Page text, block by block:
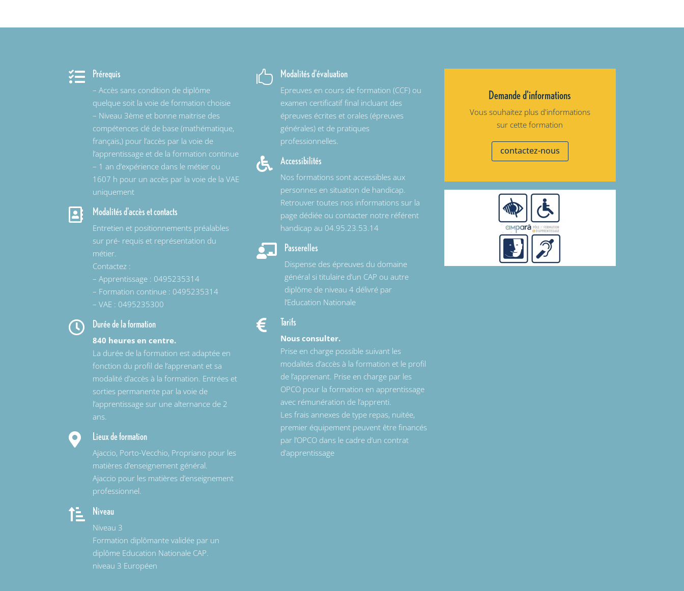
 Prérequis
– Accès sans condition de diplôme
quelque soit la voie de formation choisie
– Niveau 3ème et bonne maitrise des
compétences clé de base (mathématique,
français,) pour l’accès par la voie de
l’apprentissage et de la formation continue
– 1 an d’expérience dans le métier ou
1607 h pour un accès par la voie de la VAE
uniquement
 Modalités d'accès et contacts
Entretien et positionnements préalables
sur pré- requis et représentation du
métier.
Contactez :
– Apprentissage : 0495235314
– Formation continue : 0495235314
– VAE : 0495235300
 Durée de la formation
840 heures en centre.
La durée de la formation est adaptée en
fonction du profil de l’apprenant et sa
modalité d’accès à la formation. Entrées et
sorties permanente par la voie de
l’apprentissage sur une alternance de 2
ans.
 Lieux de formation
Ajaccio, Porto-Vecchio, Propriano pour les
matières d’enseignement général.
Ajaccio pour les matières d’enseignement
professionnel.
 Niveau
Niveau 3
Formation diplômante validée par un
diplôme Education Nationale CAP.
niveau 3 Européen
 Modalités d'évaluation
Epreuves en cours de formation (CCF) ou
examen certificatif final incluant des
épreuves écrites et orales (épreuves
générales) et de pratiques
professionnelles.
 Accessibilités
Nos formations sont accessibles aux
personnes en situation de handicap.
Retrouver toutes nos informations sur la
page dédiée ou contacter notre référent
handicap au 04.95.23.53.14
 Passerelles
Dispense des épreuves du domaine
général si titulaire d’un CAP ou autre
diplôme de niveau 4 délivré par
l’Education Nationale
 Tarifs
Nous consulter.
Prise en charge possible suivant les
modalités d’accès à la formation et le profil
de l’apprenant. Prise en charge par les
OPCO pour la formation en apprentissage
avec rémunération de l’apprenti.
Les frais annexes de type repas, nuitée,
premier équipement peuvent être financés
par l’OPCO dans le cadre d’un contrat
d’apprentissage
Demande d'informations
Vous souhaitez plus d'informations
sur cette formation
contactez-nous